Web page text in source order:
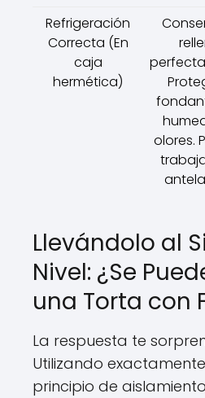
Refrigeración
Correcta (En
caja
hermética)
olores.
Llevándolo al
Nivel: ¿Se
una Torta con
La respuesta te
Utilizando
principio de